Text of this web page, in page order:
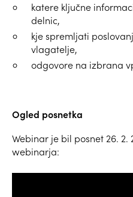
katere ključne
delnic,
kje spremljati
vlagatelje,
odgovore na izbrana
Ogled posnetka
Webinar je bil posnet 26. 2.
webinarja: